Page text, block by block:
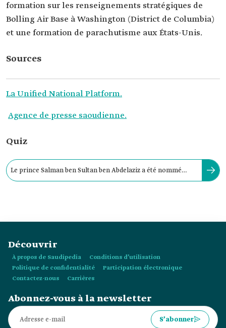
formation sur les renseignements stratégiques de
Bolling Air Base à Washington (District de Columbia)
et une formation de parachutisme aux États-Unis.
Sources
La Unified National Platform.
Agence de presse saoudienne.
Quiz
Le prince Salman ben Sultan ben Abdelaziz a été nommé
Découvrir
À propos de Saudipedia
Conditions d’utilisation
Politique de confidentialité
Participation électronique
Contactez-nous
Carrières
Abonnez-vous à la newsletter
S’abonner